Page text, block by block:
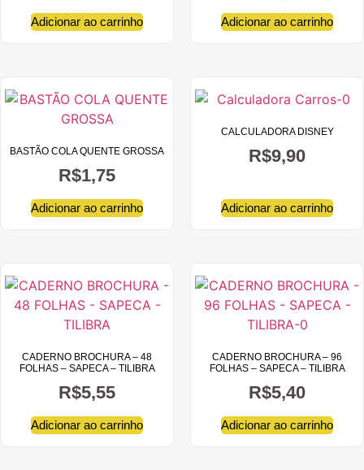
Adicionar ao carrinho Adicionar ao carrinho
BASTÃO COLA QUENTE GROSSA
R$1,75
Adicionar ao carrinho
CALCULADORA DISNEY
R$9,90
Adicionar ao carrinho
CADERNO BROCHURA – 48
FOLHAS – SAPECA – TILIBRA
R$5,55
Adicionar ao carrinho
CADERNO BROCHURA – 96
FOLHAS – SAPECA – TILIBRA
R$5,40
Adicionar ao carrinho